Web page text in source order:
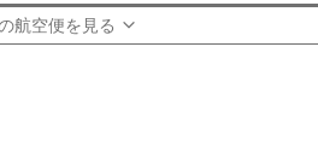
クラスJを利用する
航空便を見る